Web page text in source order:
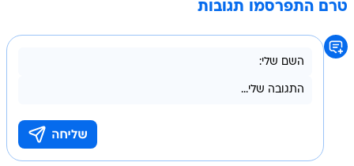
טרם התפרסמו תגובות